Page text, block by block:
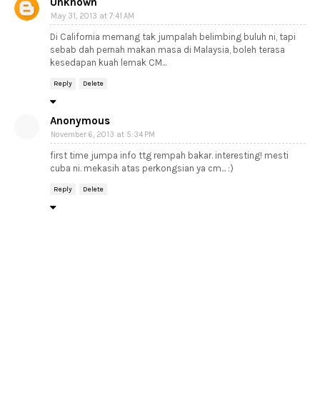
May 31, 2013 at 7:41 AM
Di California memang tak jumpalah belimbing buluh ni, tapi
sebab dah pernah makan masa di Malaysia, boleh terasa
kesedapan kuah lemak CM...
Reply Delete
Anonymous
November 6, 2013 at 5:34 PM
first time jumpa info ttg rempah bakar. interesting! mesti
cuba ni. mekasih atas perkongsian ya cm... :)
Reply Delete